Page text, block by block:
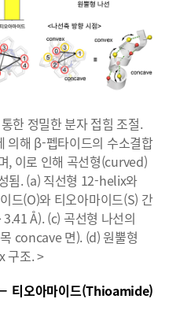
한 정밀한 분자 접힘 조절.
해 β-펩타이드의 수소결합
, 이로 인해 곡선형(curved)
됨. (a) 직선형 12-helix와
드(O)와 티오아마이드(S) 간
Å). (c) 곡선형 나선의
concave 면). (d) 원뿔형
구조. >
오아마이드(Thioamide)